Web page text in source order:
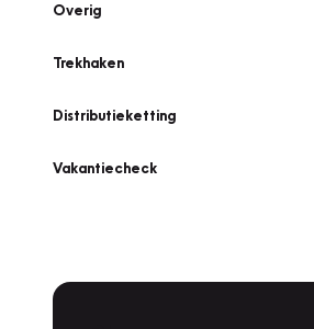
Overig
Trekhaken
Distributieketting
Vakantiecheck